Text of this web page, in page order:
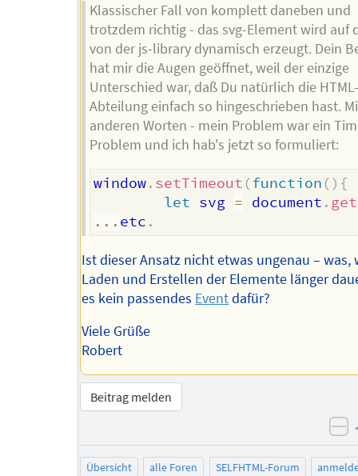
Klassischer Fall von komplett daneben und
trotzdem richtig - das svg-Element wird auf
von der js-library dynamisch erzeugt. Dein
hat mir die Augen geöffnet, weil der einzige
Unterschied war, daß Du natürlich die HTML-
Abteilung einfach so hingeschrieben hast.
anderen Worten - mein Problem war ein
Problem und ich hab's jetzt so formuliert:
window. setTimeout (function () {
let svg = document .
... etc .
Ist dieser Ansatz nicht etwas ungenau – was,
Laden und Erstellen der Elemente länger
es kein passendes Eventdafür?
Viele Grüße
Robert
Beitrag melden
Übersicht alle Foren SELFHTML-Forum